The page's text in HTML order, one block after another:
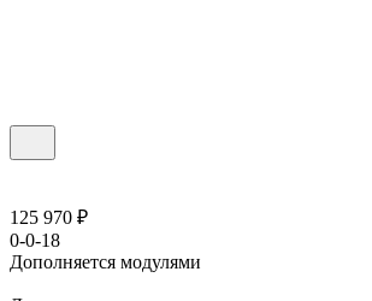
125 970 ₽
0-0-18
Дополняется модулями